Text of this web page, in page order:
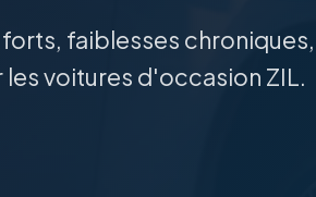
faiblesses
voitures d'occasion ZIL.